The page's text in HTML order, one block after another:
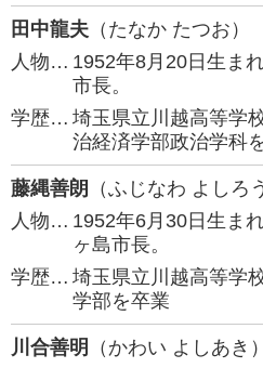
田中龍夫 （たなか たつお）
人物… 1952年8月20日生ま
市長。
学歴… 埼玉県立川越高等学
治経済学部政治学科
藤縄善朗
（ふじなわ よしろ
人物… 1952年6月30日生ま
ヶ島市長。
学歴… 埼玉県立川越高等学
学部を卒業
川合善明
（かわい よしあき）